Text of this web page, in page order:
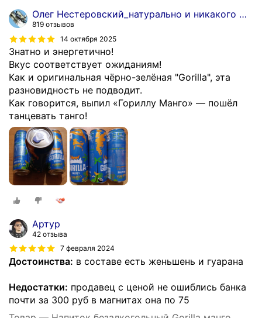
Олег Нестеровский_натурально и никакого ИИ!
819 отзывов
14 октября 2025
Знатно и энергетично!
Вкус соответствует ожиданиям!
Как и оригинальная чёрно-зелёная "Gorilla", эта
разновидность не подводит.
Как говорится, выпил «Гориллу Манго» — пошёл
танцевать танго!
Артур
42 отзыва
7 февраля 2024
Достоинства: в составе есть женьшень и гуарана
Недостатки: продавец с ценой не ошиблись банка
почти за 300 руб в магнитах она по 75